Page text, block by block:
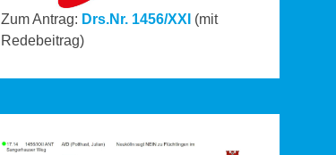
Zum Antrag: Drs.Nr. 1456/XXI (mit
Redebeitrag)